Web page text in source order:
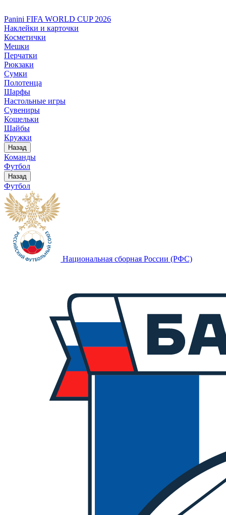
Panini FIFA WORLD CUP 2026
Наклейки и карточки
Косметички
Мешки
Перчатки
Рюкзаки
Сумки
Полотенца
Шарфы
Настольные игры
Сувениры
Кошельки
Шайбы
Кружки
Назад
Команды
Футбол
Назад
Футбол
Национальная сборная России (РФС)